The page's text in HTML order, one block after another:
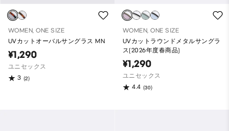
WOMEN, ONE SIZE
UVカットオーバルサングラス MN
¥1,290
ユニセックス
3 (2)
WOMEN, ONE SIZE
UVカットラウンドメタルサングラ
ス(2026年度春商品)
¥1,290
ユニセックス
4.4 (30)